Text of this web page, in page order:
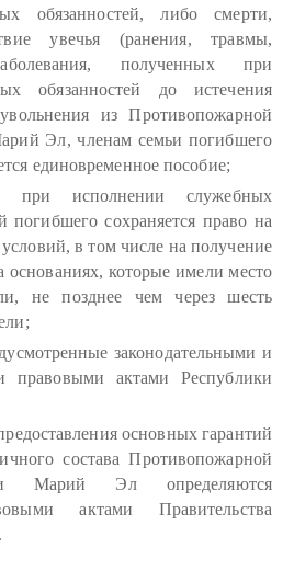
обязанностей, либо смерти,
увечья (ранения, травмы,
полученных при
обязанностей до истечения
из Противопожарной
Эл, членам семьи погибшего
единовременное пособие;
при исполнении служебных
погибшего сохраняется право на
в том числе на получение
основаниях, которые имели место
не позднее чем через шесть
законодательными и
актами Республики
основных гарантий
состава Противопожарной
Марий Эл определяются
актами Правительства